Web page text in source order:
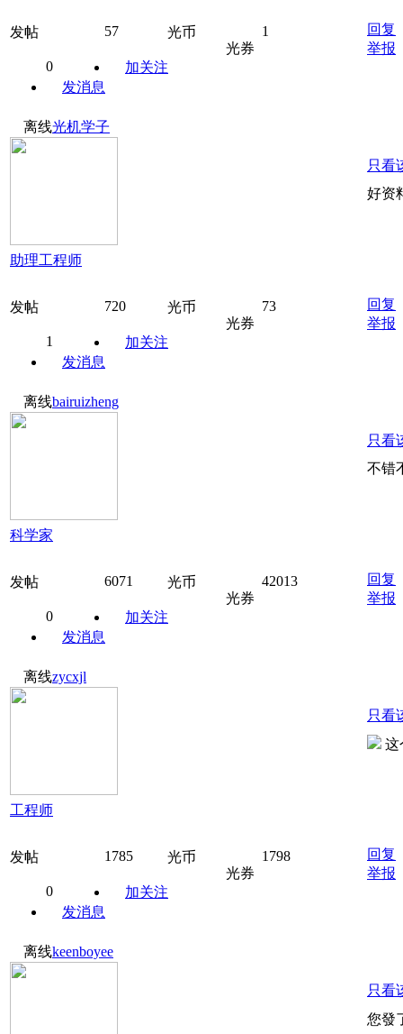
发帖 57 光币
1
光券
0
加关注
发消息
回复
举报
离线光机学子
助理工程师
发帖 720 光币
73
光券
1
加关注
发消息
只看
好资
回复
举报
离线bairuizheng
科学家
发帖 6071 光币
42013
光券
0
加关注
发消息
只看
不错
回复
举报
离线zycxjl
工程师
发帖 1785 光币
1798
光券
0
加关注
发消息
只看
这
回复
举报
离线keenboyee
只看
您發